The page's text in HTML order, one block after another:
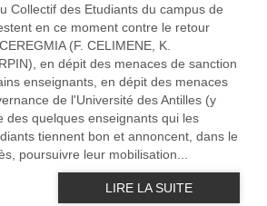
Collectif des Etudiants du campus de
en ce moment contre le retour
(F. CELIMENE, K.
en dépit des menaces de sanction
enseignants, en dépit des menaces
de l'Université des Antilles (y
des quelques enseignants qui les
tiennent bon et annoncent, dans le
poursuivre leur mobilisation...
LIRE LA SUITE